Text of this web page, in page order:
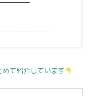
て紹介しています